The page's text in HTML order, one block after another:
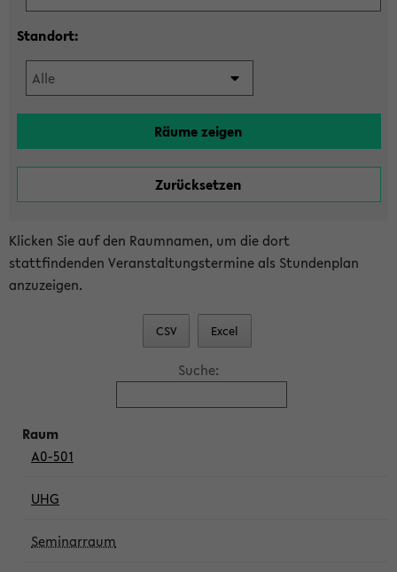
Standort:
Klicken Sie auf den Raumnamen, um die dort
stattfindenden Veranstaltungstermine als Stundenplan
anzuzeigen.
CSV Excel
Suche:
A0-501
UHG
Seminarraum